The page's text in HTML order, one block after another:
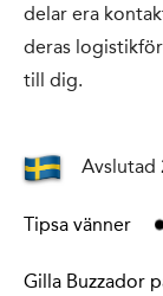
delar era
deras
till dig.
Avslutad
Tipsa vänner
Gilla Buzzador